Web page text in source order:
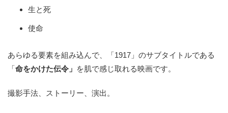
生と死
使命
あらゆる要素を組み込んで、「1917」のサブタイトルである
「命をかけた伝令」 を肌で感じ取れる映画です。
撮影手法、ストーリー、演出。